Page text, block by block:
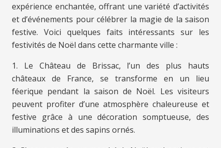
expérience enchantée, offrant une variété d’activités
et d’événements pour célébrer la magie de la saison
festive. Voici quelques faits intéressants sur les
festivités de Noël dans cette charmante ville :
1. Le Château de Brissac, l’un des plus hauts
châteaux de France, se transforme en un lieu
féerique pendant la saison de Noël. Les visiteurs
peuvent profiter d’une atmosphère chaleureuse et
festive grâce à une décoration somptueuse, des
illuminations et des sapins ornés.